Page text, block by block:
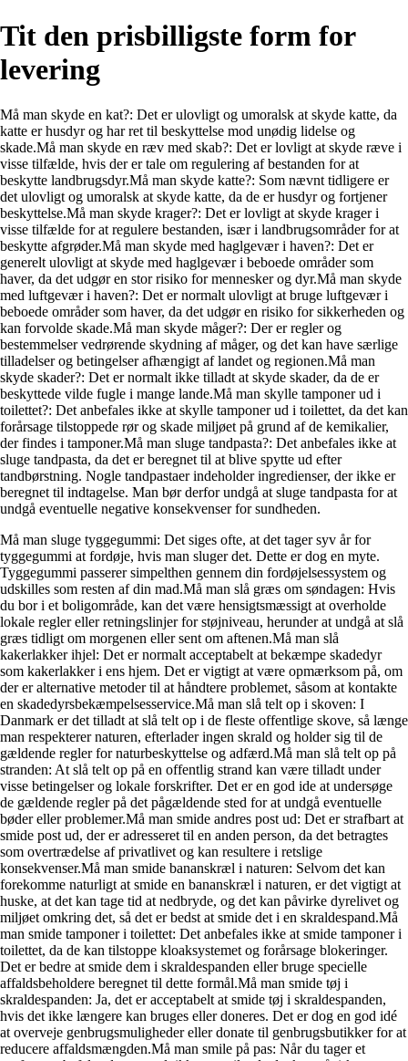
Tit den prisbilligste form for
levering
Må man skyde en kat?: Det er ulovligt og umoralsk at skyde katte, da
katte er husdyr og har ret til beskyttelse mod unødig lidelse og
skade.Må man skyde en ræv med skab?: Det er lovligt at skyde ræve i
visse tilfælde, hvis der er tale om regulering af bestanden for at
beskytte landbrugsdyr.Må man skyde katte?: Som nævnt tidligere er
det ulovligt og umoralsk at skyde katte, da de er husdyr og fortjener
beskyttelse.Må man skyde krager?: Det er lovligt at skyde krager i
visse tilfælde for at regulere bestanden, især i landbrugsområder for at
beskytte afgrøder.Må man skyde med haglgevær i haven?: Det er
generelt ulovligt at skyde med haglgevær i beboede områder som
haver, da det udgør en stor risiko for mennesker og dyr.Må man skyde
med luftgevær i haven?: Det er normalt ulovligt at bruge luftgevær i
beboede områder som haver, da det udgør en risiko for sikkerheden og
kan forvolde skade.Må man skyde måger?: Der er regler og
bestemmelser vedrørende skydning af måger, og det kan have særlige
tilladelser og betingelser afhængigt af landet og regionen.Må man
skyde skader?: Det er normalt ikke tilladt at skyde skader, da de er
beskyttede vilde fugle i mange lande.Må man skylle tamponer ud i
toilettet?: Det anbefales ikke at skylle tamponer ud i toilettet, da det kan
forårsage tilstoppede rør og skade miljøet på grund af de kemikalier,
der findes i tamponer.Må man sluge tandpasta?: Det anbefales ikke at
sluge tandpasta, da det er beregnet til at blive spytte ud efter
tandbørstning. Nogle tandpastaer indeholder ingredienser, der ikke er
beregnet til indtagelse. Man bør derfor undgå at sluge tandpasta for at
undgå eventuelle negative konsekvenser for sundheden.
Må man sluge tyggegummi: Det siges ofte, at det tager syv år for
tyggegummi at fordøje, hvis man sluger det. Dette er dog en myte.
Tyggegummi passerer simpelthen gennem din fordøjelsessystem og
udskilles som resten af din mad.Må man slå græs om søndagen: Hvis
du bor i et boligområde, kan det være hensigtsmæssigt at overholde
lokale regler eller retningslinjer for støjniveau, herunder at undgå at slå
græs tidligt om morgenen eller sent om aftenen.Må man slå
kakerlakker ihjel: Det er normalt acceptabelt at bekæmpe skadedyr
som kakerlakker i ens hjem. Det er vigtigt at være opmærksom på, om
der er alternative metoder til at håndtere problemet, såsom at kontakte
en skadedyrsbekæmpelsesservice.Må man slå telt op i skoven: I
Danmark er det tilladt at slå telt op i de fleste offentlige skove, så længe
man respekterer naturen, efterlader ingen skrald og holder sig til de
gældende regler for naturbeskyttelse og adfærd.Må man slå telt op på
stranden: At slå telt op på en offentlig strand kan være tilladt under
visse betingelser og lokale forskrifter. Det er en god ide at undersøge
de gældende regler på det pågældende sted for at undgå eventuelle
bøder eller problemer.Må man smide andres post ud: Det er strafbart at
smide post ud, der er adresseret til en anden person, da det betragtes
som overtrædelse af privatlivet og kan resultere i retslige
konsekvenser.Må man smide bananskræl i naturen: Selvom det kan
forekomme naturligt at smide en bananskræl i naturen, er det vigtigt at
huske, at det kan tage tid at nedbryde, og det kan påvirke dyrelivet og
miljøet omkring det, så det er bedst at smide det i en skraldespand.Må
man smide tamponer i toilettet: Det anbefales ikke at smide tamponer i
toilettet, da de kan tilstoppe kloaksystemet og forårsage blokeringer.
Det er bedre at smide dem i skraldespanden eller bruge specielle
affaldsbeholdere beregnet til dette formål.Må man smide tøj i
skraldespanden: Ja, det er acceptabelt at smide tøj i skraldespanden,
hvis det ikke længere kan bruges eller doneres. Det er dog en god idé
at overveje genbrugsmuligheder eller donate til genbrugsbutikker for at
reducere affaldsmængden.Må man smile på pas: Når du tager et